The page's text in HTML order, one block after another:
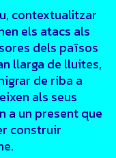
contextualitzar
els atacs als
dels països
llarga de lluites,
de riba a
als seus
a un present que
construir